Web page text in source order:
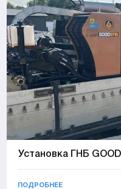
Установка ГНБ
ПОДРОБНЕЕ